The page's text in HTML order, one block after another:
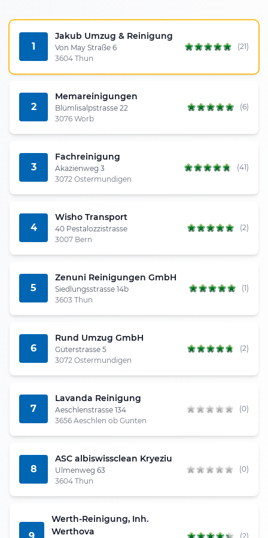
1
Jakub Umzug & Reinigung
Von May Straße 6
3604 Thun
(21)
2
Memareinigungen
Blümlisalpstrasse 22
3076 Worb
(6)
3
Fachreinigung
Akazienweg 3
3072 Ostermundigen
(41)
4
Wisho Transport
40 Pestalozzistrasse
3007 Bern
(2)
5
Zenuni Reinigungen GmbH
Siedlungsstrasse 14b
3603 Thun
(1)
6
Rund Umzug GmbH
Güterstrasse 5
3072 Ostermundigen
(2)
7
Lavanda Reinigung
Aeschlenstrasse 134
3656 Aeschlen ob Gunten
(0)
8
ASC albiswissclean Kryeziu
Ulmenweg 63
3604 Thun
(0)
9
Werth-Reinigung, Inh.
Werthova
(2)